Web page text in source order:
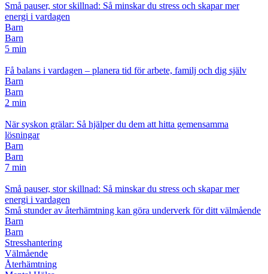
Små pauser, stor skillnad: Så minskar du stress och skapar mer
energi i vardagen
Barn
Barn
5 min
Få balans i vardagen – planera tid för arbete, familj och dig själv
Barn
Barn
2 min
När syskon grälar: Så hjälper du dem att hitta gemensamma
lösningar
Barn
Barn
7 min
Små pauser, stor skillnad: Så minskar du stress och skapar mer
energi i vardagen
Små stunder av återhämtning kan göra underverk för ditt välmående
Barn
Barn
Stresshantering
Välmående
Återhämtning